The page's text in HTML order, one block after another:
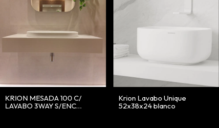
KRION MESADA 100 C/
LAVABO 3WAY S/ENC
Krion Lavabo Unique
52x38x24 blanco